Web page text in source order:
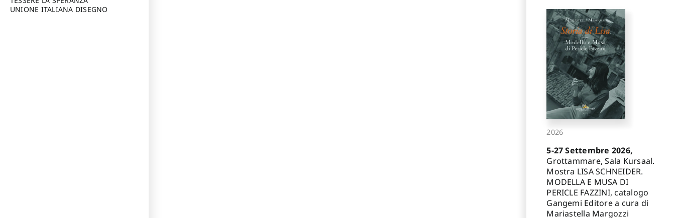
UNIONE ITALIANA DISEGNO
2026
5-27 Settembre 2026,
Grottammare, Sala Kursaal.
Mostra LISA SCHNEIDER.
MODELLA E MUSA DI
PERICLE FAZZINI, catalogo
Gangemi Editore a cura di
Mariastella Margozzi